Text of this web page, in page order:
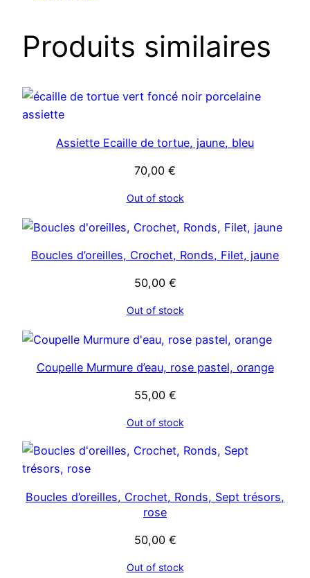
Produits similaires
Assiette Ecaille de tortue, jaune, bleu
70,00 €
Out of stock
Boucles d’oreilles, Crochet, Ronds, Filet, jaune
50,00 €
Out of stock
Coupelle Murmure d’eau, rose pastel, orange
55,00 €
Out of stock
Boucles d’oreilles, Crochet, Ronds, Sept trésors,
rose
50,00 €
Out of stock